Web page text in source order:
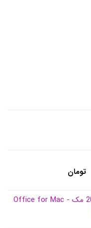
تومان
لایسنس اورجینال آفیس 2011 مک - Office for Mac